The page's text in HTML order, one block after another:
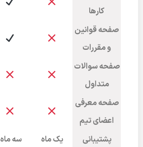
کارها
صفحه قوانین
و مقررات
صفحه سوالات
متداول
صفحه معرفی
اعضای تیم
پشتیبانی
یک ماه سه ماه